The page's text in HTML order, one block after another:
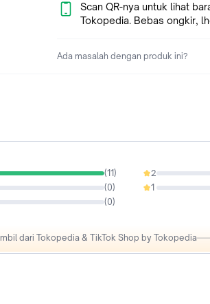
Scan QR-nya untuk lihat
Tokopedia. Bebas ongkir,
Ada masalah dengan produk ini?
(11)
(0)
(0)
2
0%
1
0%
dari Tokopedia & TikTok Shop by Tokopedia